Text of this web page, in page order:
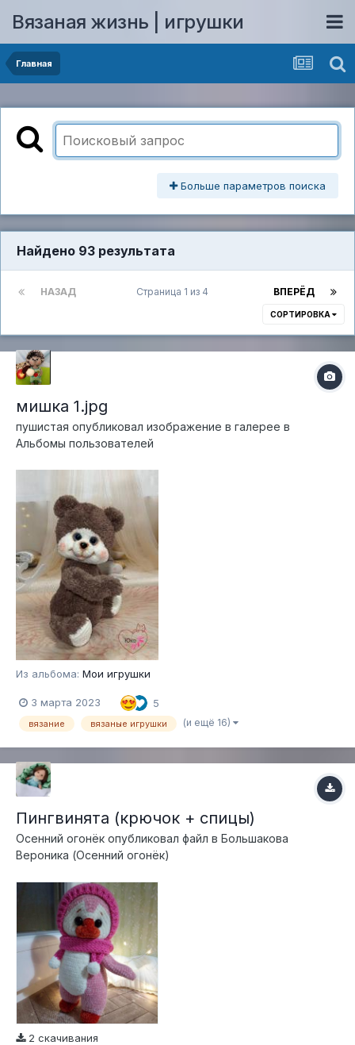
Вязаная жизнь | игрушки
Главная
Больше параметров поиска
Найдено 93 результата
НАЗАД ВПЕРЁД
Страница 1 из 4
СОРТИРОВКА
мишка 1.jpg
пушистая опубликовал изображение в галерее в
Альбомы пользователей
Из альбома: Мои игрушки
3 марта 2023 5
вязание вязаные игрушки (и ещё 16)
Пингвинята (крючок + спицы)
Осенний огонёк опубликовал файл в Большакова
Вероника (Осенний огонёк)
2 скачивания